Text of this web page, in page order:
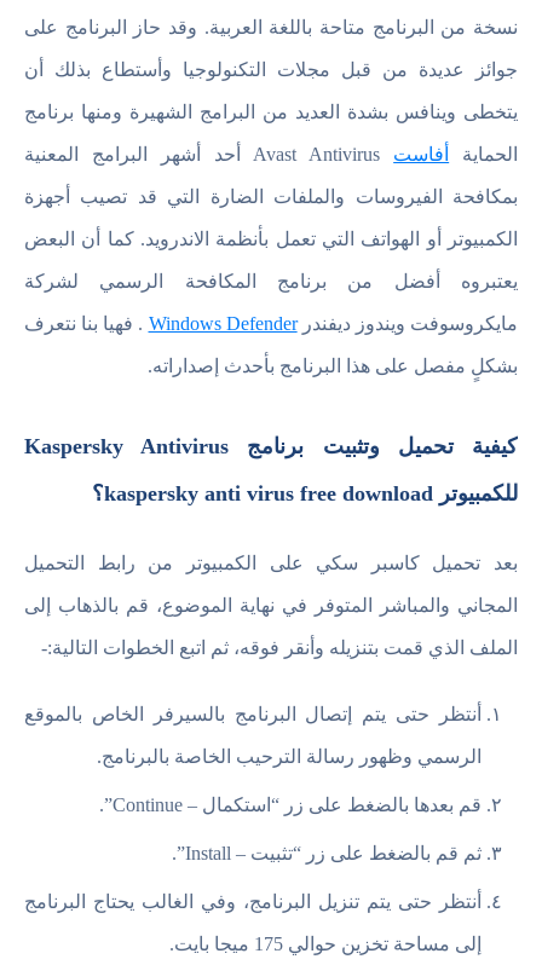
نسخة من البرنامج متاحة باللغة العربية. وقد حاز البرنامج على
جوائز عديدة من قبل مجلات التكنولوجيا وأستطاع بذلك أن
يتخطى وينافس بشدة العديد من البرامج الشهيرة ومنها برنامج
الحماية أفاست Avast Antivirus أحد أشهر البرامج المعنية
بمكافحة الفيروسات والملفات الضارة التي قد تصيب أجهزة
الكمبيوتر أو الهواتف التي تعمل بأنظمة الاندرويد. كما أن البعض
يعتبروه أفضل من برنامج المكافحة الرسمي لشركة
مايكروسوفت ويندوز ديفندرWindows Defender . فهيا بنا نتعرف
بشكلٍ مفصل على هذا البرنامج بأحدث إصداراته.
كيفية تحميل وتثبيت برنامج Kaspersky Antivirus
للكمبيوتر kaspersky anti virus free download؟
بعد تحميل كاسبر سكي على الكمبيوتر من رابط التحميل
المجاني والمباشر المتوفر في نهاية الموضوع، قم بالذهاب إلى
الملف الذي قمت بتنزيله وأنقر فوقه، ثم اتبع الخطوات التالية:-
أنتظر حتى يتم إتصال البرنامج بالسيرفر الخاص بالموقع
الرسمي وظهور رسالة الترحيب الخاصة بالبرنامج.
قم بعدها بالضغط على زر “استكمال – Continue”.
ثم قم بالضغط على زر “تثبيت – Install”.
أنتظر حتى يتم تنزيل البرنامج، وفي الغالب يحتاج البرنامج
إلى مساحة تخزين حوالي 175 ميجا بايت.